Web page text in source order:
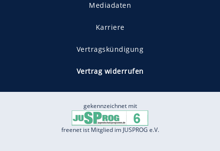
Mediadaten
Karriere
Vertragskündigung
Vertrag widerrufen
gekennzeichnet mit
freenet ist Mitglied im JUSPROG e.V.